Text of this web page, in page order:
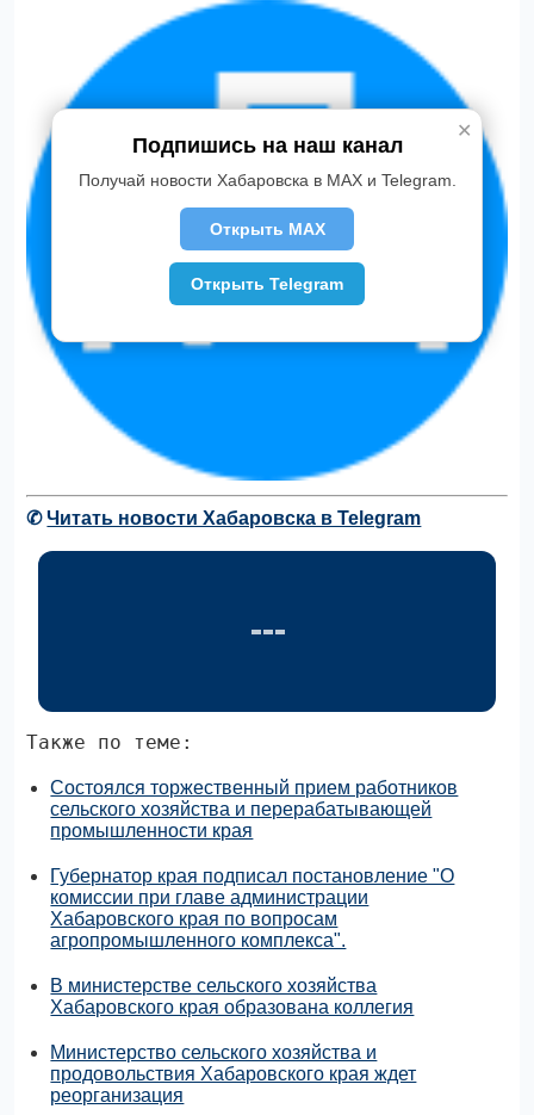
✆Читать новости Хабаровска в Telegram
Также по теме:
Состоялся торжественный прием работников
сельского хозяйства и перерабатывающей
промышленности края
Губернатор края подписал постановление "О
комиссии при главе администрации
Хабаровского края по вопросам
агропромышленного комплекса".
В министерстве сельского хозяйства
Хабаровского края образована коллегия
Министерство сельского хозяйства и
продовольствия Хабаровского края ждет
реорганизация
✕
Подпишись на наш канал
Получай новости Хабаровска в MAX и Telegram.
Открыть MAX
Открыть Telegram